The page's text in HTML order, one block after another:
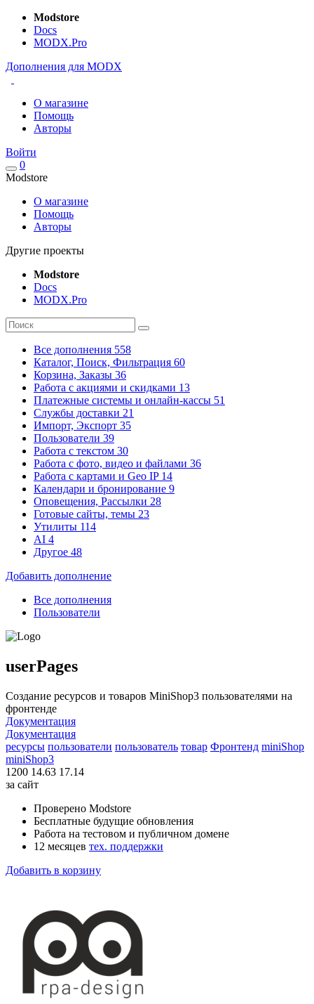
Modstore
Docs
MODX.Pro
Дополнения для MODX
О магазине
Помощь
Авторы
Войти
0
Modstore
О магазине
Помощь
Авторы
Другие проекты
Modstore
Docs
MODX.Pro
Все дополнения 558
Каталог, Поиск, Фильтрация 60
Корзина, Заказы 36
Работа с акциями и скидками 13
Платежные системы и онлайн-кассы 51
Службы доставки 21
Импорт, Экспорт 35
Пользователи 39
Работа с текстом 30
Работа с фото, видео и файлами 36
Работа с картами и Geo IP 14
Календари и бронирование 9
Оповещения, Рассылки 28
Готовые сайты, темы 23
Утилиты 114
AI 4
Другое 48
Добавить дополнение
Все дополнения
Пользователи
userPages
Создание ресурсов и товаров MiniShop3 пользователями на
фронтенде
Документация
Документация
ресурсы пользователи пользователь товар Фронтенд miniShop
miniShop3
1200 14.63 17.14
за сайт
Проверено Modstore
Бесплатные будущие обновления
Работа на тестовом и публичном домене
12 месяцев тех. поддержки
Добавить в корзину